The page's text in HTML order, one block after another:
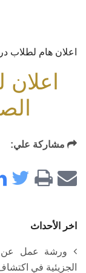
اعلان هام لطلاب
مشاركة علي:
اخر الأحداث
ورشة عمل عن
الجزيئية في